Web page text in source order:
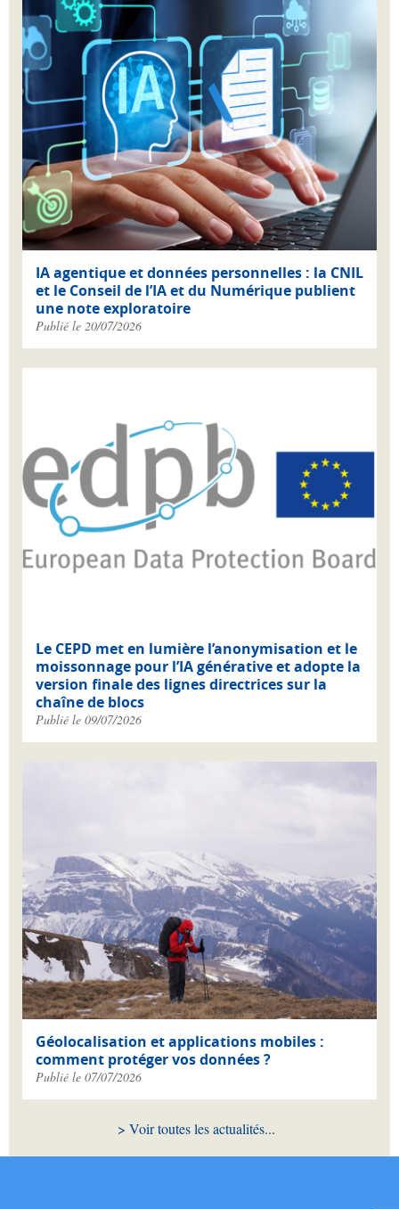
IA agentique et données personnelles : la CNIL
et le Conseil de l’IA et du Numérique publient
une note exploratoire
Publié le 20/07/2026
Le CEPD met en lumière l’anonymisation et le
moissonnage pour l’IA générative et adopte la
version finale des lignes directrices sur la
chaîne de blocs
Publié le 09/07/2026
Géolocalisation et applications mobiles :
comment protéger vos données ?
Publié le 07/07/2026
Voir toutes les actualités